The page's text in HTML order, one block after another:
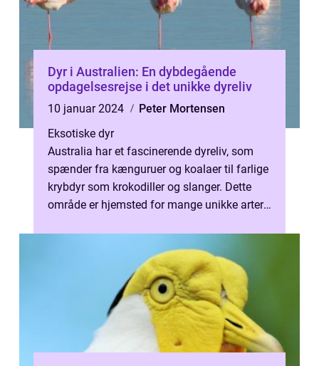
Dyr i Australien: En dybdegående
opdagelsesrejse i det unikke dyreliv
10 januar 2024
Peter Mortensen
Eksotiske dyr
Australia har et fascinerende dyreliv, som
spænder fra kænguruer og koalaer til farlige
krybdyr som krokodiller og slanger. Dette
område er hjemsted for mange unikke arter,